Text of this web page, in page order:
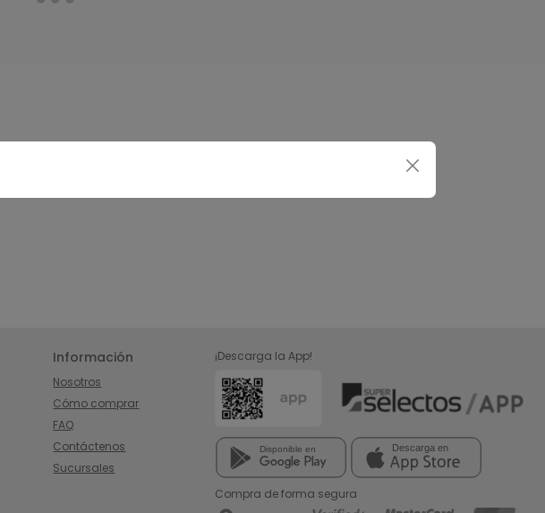
Información
Nosotros
Cómo comprar
FAQ
Contáctenos
Sucursales
¡Descarga la App!
Compra de forma segura